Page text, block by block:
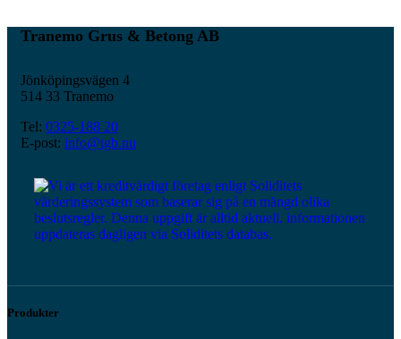
Tranemo Grus & Betong AB
Jönköpingsvägen 4
514 33 Tranemo
Tel: 0325-188 20
E-post: info@tgb.nu
Produkter